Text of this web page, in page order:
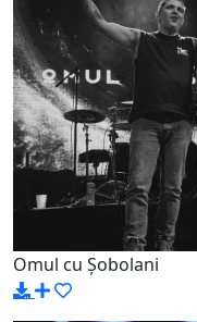
Omul cu Șobolani